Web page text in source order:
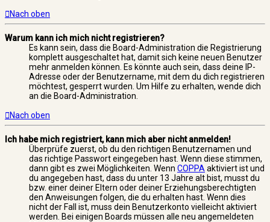
Nach oben
Warum kann ich mich nicht registrieren?
Es kann sein, dass die Board-Administration die Registrierung
komplett ausgeschaltet hat, damit sich keine neuen Benutzer
mehr anmelden können. Es könnte auch sein, dass deine IP-
Adresse oder der Benutzername, mit dem du dich registrieren
möchtest, gesperrt wurden. Um Hilfe zu erhalten, wende dich
an die Board-Administration.
Nach oben
Ich habe mich registriert, kann mich aber nicht anmelden!
Überprüfe zuerst, ob du den richtigen Benutzernamen und
das richtige Passwort eingegeben hast. Wenn diese stimmen,
dann gibt es zwei Möglichkeiten. Wenn COPPA aktiviert ist und
du angegeben hast, dass du unter 13 Jahre alt bist, musst du
bzw. einer deiner Eltern oder deiner Erziehungsberechtigten
den Anweisungen folgen, die du erhalten hast. Wenn dies
nicht der Fall ist, muss dein Benutzerkonto vielleicht aktiviert
werden. Bei einigen Boards müssen alle neu angemeldeten